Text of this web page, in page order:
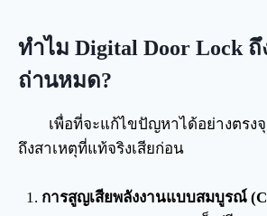
ทำไม Digital Door Lock
ถ่านหมด?
เพื่อที่จะแก้ไขปัญหาได้อย่างตรงจุ
ถึงสาเหตุที่แท้จริงเสียก่อน
การสูญเสียพลังงานแบบสมบูรณ์